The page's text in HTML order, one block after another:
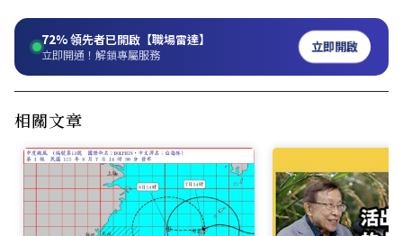
72%領先者已開啟【職場雷達】
立即開通！解鎖專屬服務 立即開啟
相關文章